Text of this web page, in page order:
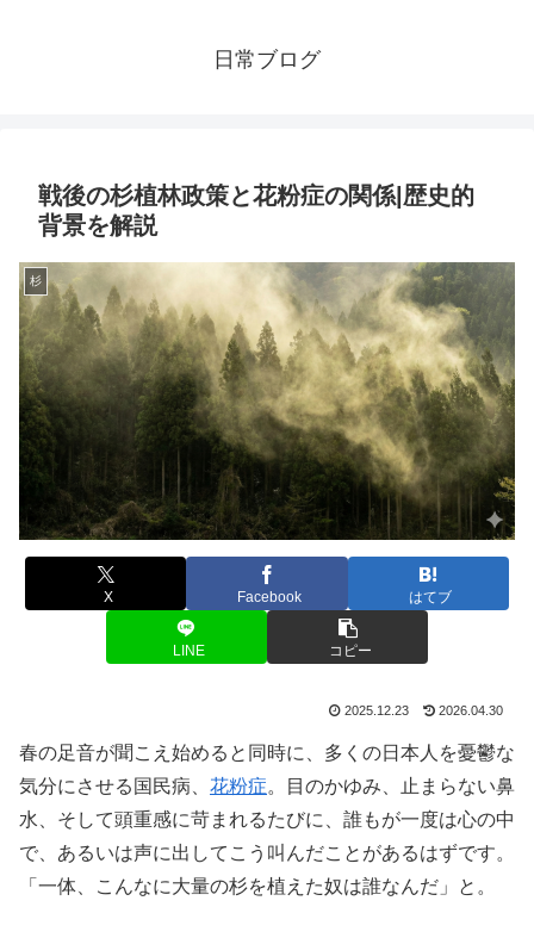
日常ブログ
戦後の杉植林政策と花粉症の関係|歴史的
背景を解説
杉
X Facebook はてブ
LINE コピー
2025.12.23 2026.04.30
春の足音が聞こえ始めると同時に、多くの日本人を憂鬱な
気分にさせる国民病、 花粉症。目のかゆみ、止まらない鼻
水、そして頭重感に苛まれるたびに、誰もが一度は心の中
で、あるいは声に出してこう叫んだことがあるはずです。
「一体、こんなに大量の杉を植えた奴は誰なんだ」と。